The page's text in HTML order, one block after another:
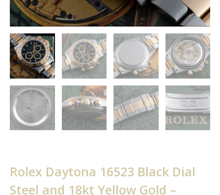
Rolex Daytona 16523 Black Dial
Steel and 18kt Yellow Gold –